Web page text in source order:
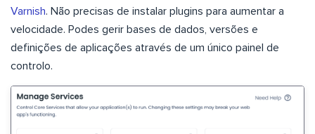
Varnish. Não precisas de instalar plugins para aumentar a
velocidade. Podes gerir bases de dados, versões e
definições de aplicações através de um único painel de
controlo.